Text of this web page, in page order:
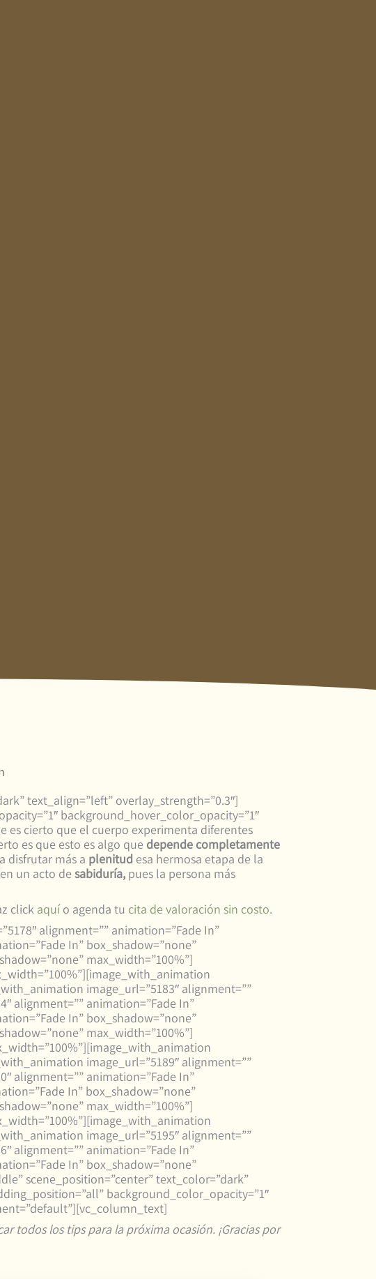
text_align=”left” overlay_strength=”0.3″]
background_hover_color_opacity=”1″
es cierto que el cuerpo experimenta diferentes
es que esto es algo que depende completamente
disfrutar más a plenitud esa hermosa etapa de la
un acto de sabiduría, pues la persona más
click aquío agenda tu cita de valoración sin costo.
alignment=”” animation=”Fade In”
In” box_shadow=”none”
max_width=”100%”]
image_url=”5183″ alignment=””
alignment=”” animation=”Fade In”
In” box_shadow=”none”
max_width=”100%”]
image_url=”5189″ alignment=””
alignment=”” animation=”Fade In”
In” box_shadow=”none”
max_width=”100%”]
image_url=”5195″ alignment=””
alignment=”” animation=”Fade In”
In” box_shadow=”none”
scene_position=”center” text_color=”dark”
background_color_opacity=”1″
todos los tips para la próxima ocasión. ¡Gracias por